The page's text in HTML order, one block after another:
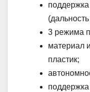
3 режима
материал
пластик;